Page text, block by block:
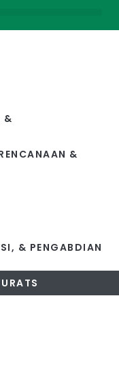
&
&
& PENGABDIAN